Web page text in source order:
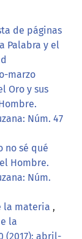
de páginas
Palabra y el
marzo
Oro y sus
Núm. 47
no sé qué
Hombre.
Núm.
la materia ,
la
(2017): abril-